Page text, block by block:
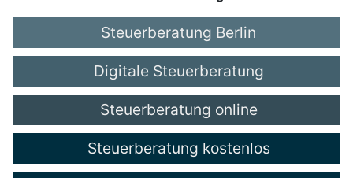
Steuerberatung Berlin
Digitale Steuerberatung
Steuerberatung online
Steuerberatung kostenlos